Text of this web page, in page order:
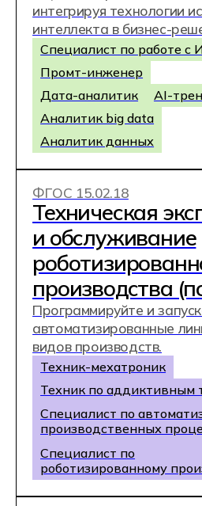
Ретушер / Колорист
Видеограф / Монтажёр
Аддитивные
(3D-печать)
принтерами и выполнять
обработку изделий. Это
стыке инженерии и передовых
— от создания прототипов и
разработки решений для
промышленности.
Оператор аддитивного
Специалист по постобработке
Сервисный техник аддитивного
оборудования
ФГОС 15.02.10
Мехатроника и
робототехника
Руководи современным
офиса: проектируй, настраивай,
совершенствуй
Стань востребованным
экспертом и зарабатывай в
чем специалисты классического